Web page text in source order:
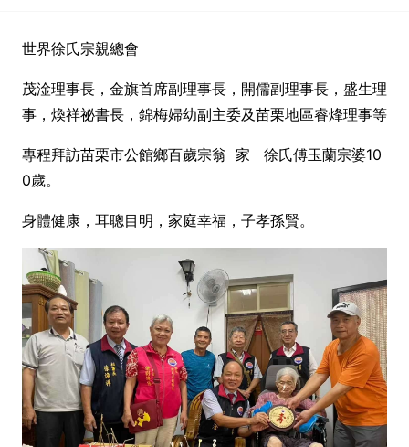
世界徐氏宗親總會
茂淦理事長，金旗首席副理事長，開儒副理事長，盛生理
事，煥祥祕書長，錦梅婦幼副主委及苗栗地區睿烽理事等
專程拜訪苗栗市公館鄉百歲宗翁 家 徐氏傅玉蘭宗婆10
0歲。
身體健康，耳聰目明，家庭幸福，子孝孫賢。